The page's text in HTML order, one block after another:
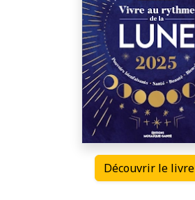
Découvrir le livre